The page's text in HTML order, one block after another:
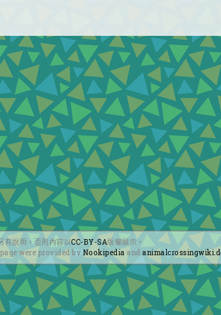
有說明，否則內容以CC-BY-SA版權顯示。
were provided by Nookipedia and